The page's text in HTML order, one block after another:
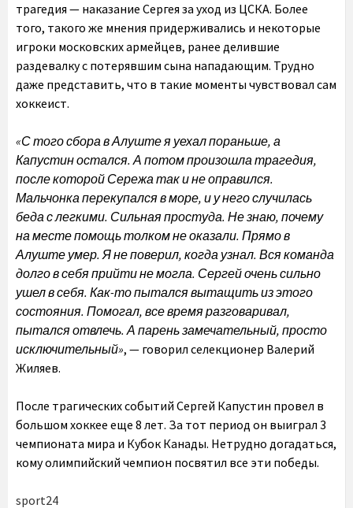
трагедия — наказание Сергея за уход из ЦСКА. Более
того, такого же мнения придерживались и некоторые
игроки московских армейцев, ранее делившие
раздевалку с потерявшим сына нападающим. Трудно
даже представить, что в такие моменты чувствовал сам
хоккеист.
«С того сбора в Алуште я уехал пораньше, а
Капустин остался. А потом произошла трагедия,
после которой Сережа так и не оправился.
Мальчонка перекупался в море, и у него случилась
беда с легкими. Сильная простуда. Не знаю, почему
на месте помощь толком не оказали. Прямо в
Алуште умер. Я не поверил, когда узнал. Вся команда
долго в себя прийти не могла. Сергей очень сильно
ушел в себя. Как-то пытался вытащить из этого
состояния. Помогал, все время разговаривал,
пытался отвлечь. А парень замечательный, просто
исключительный», — говорил селекционер Валерий
Жиляев.
После трагических событий Сергей Капустин провел в
большом хоккее еще 8 лет. За тот период он выиграл 3
чемпионата мира и Кубок Канады. Нетрудно догадаться,
кому олимпийский чемпион посвятил все эти победы.
sport24